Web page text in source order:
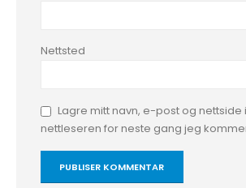
Nettsted
Lagre mitt navn, e-post og nettside
nettleseren for neste gang jeg